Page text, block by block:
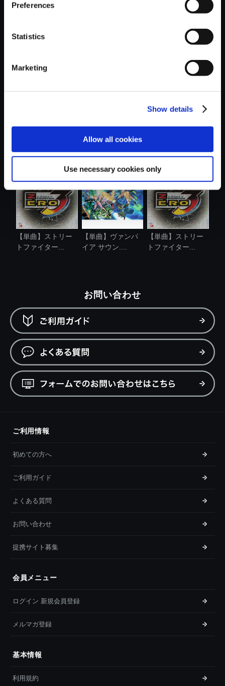
Preferences
Statistics
Marketing
Show details
Allow all cookies
Use necessary cookies only
【単曲】ストリー
【単曲】ストリー
トファイター...
【単曲】ヴァンパ
イア サウン....
【単曲】ストリー
トファイター...
お問い合わせ
ご利用情報
初めての方へ
ご利用ガイド
よくある質問
お問い合わせ
提携サイト募集
会員メニュー
ログイン 新規会員登録
メルマガ登録
基本情報
利用規約